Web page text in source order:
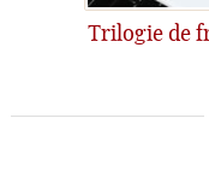
Trilogie de